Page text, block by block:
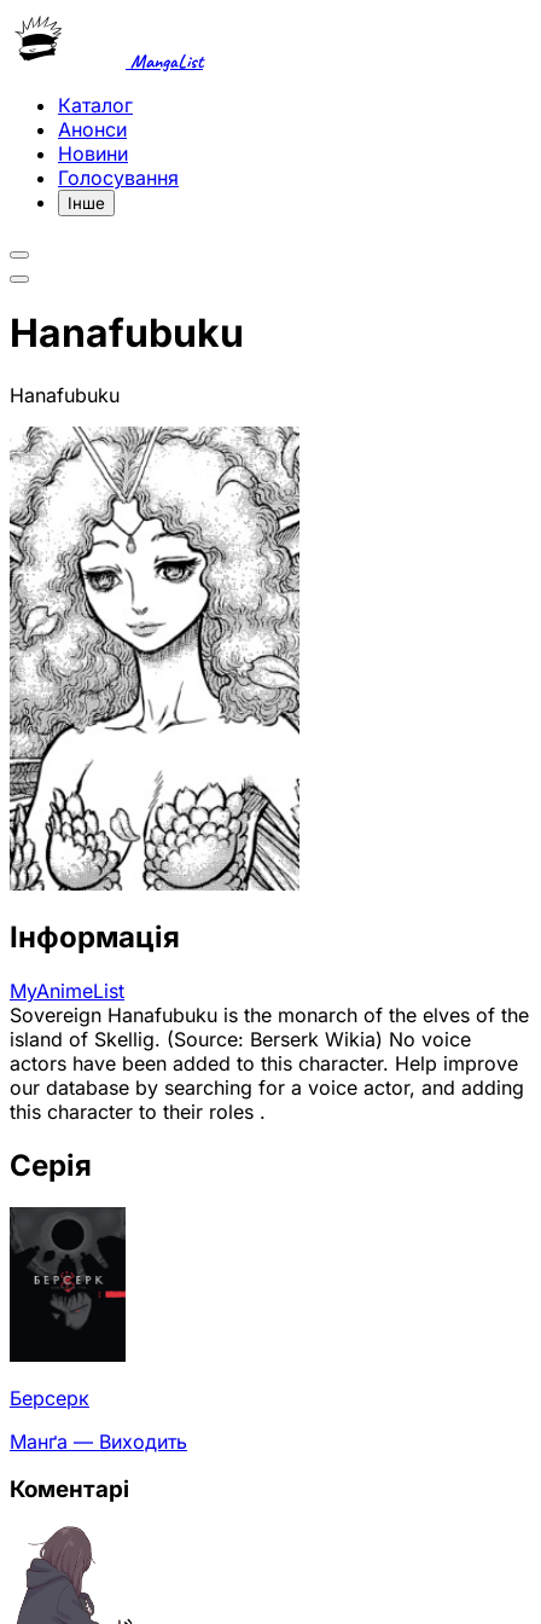
MangaList
Каталог
Анонси
Новини
Голосування
Інше
Hanafubuku
Hanafubuku
Інформація
MyAnimeList
Sovereign Hanafubuku is the monarch of the elves of the
island of Skellig. (Source: Berserk Wikia) No voice
actors have been added to this character. Help improve
our database by searching for a voice actor, and adding
this character to their roles .
Серія
Берсерк
Манґа — Виходить
Коментарі